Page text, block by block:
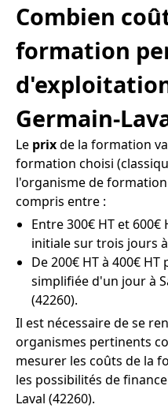
Combien
formation
Germain-
Le prixde la formation
formation choisi
l'organisme de
compris entre :
Entre 300€ HT et
initiale sur trois jours
De 200€ HT à 400€
simplifiée d'un jour à
(42260).
Il est nécessaire de se
organismes pertinents
mesurer les coûts de la
les possibilités de
Laval (42260).